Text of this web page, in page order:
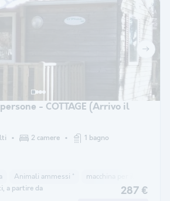
- COTTAGE (Arrivo il
2 camere 1 bagno
Animali ammessi * macchina per il caffè
a partire da 287 €